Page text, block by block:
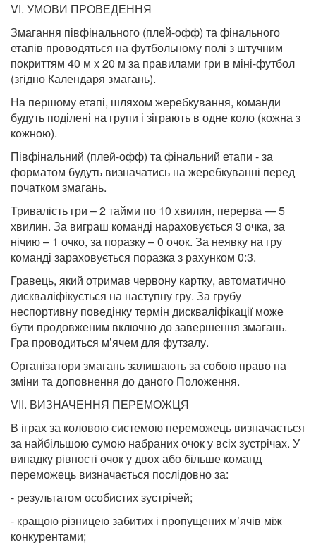
VІ. УМОВИ ПРОВЕДЕННЯ
Змагання півфінального (плей-офф) та фінального
етапів проводяться на футбольному полі з штучним
покриттям 40 м х 20 м за правилами гри в міні-футбол
(згідно Календаря змагань).
На першому етапі, шляхом жеребкування, команди
будуть поділені на групи і зіграють в одне коло (кожна з
кожною).
Півфінальний (плей-офф) та фінальний етапи - за
форматом будуть визначатись на жеребкуванні перед
початком змагань.
Тривалість гри – 2 тайми по 10 хвилин, перерва — 5
хвилин. За виграш команді нараховується 3 очка, за
нічию – 1 очко, за поразку – 0 очок. За неявку на гру
команді зараховується поразка з рахунком 0:3.
Гравець, який отримав червону картку, автоматично
дискваліфікується на наступну гру. За грубу
неспортивну поведінку термін дискваліфікації може
бути продовженим включно до завершення змагань.
Гра проводиться м’ячем для футзалу.
Організатори змагань залишають за собою право на
зміни та доповнення до даного Положення.
VІІ. ВИЗНАЧЕННЯ ПЕРЕМОЖЦЯ
В іграх за коловою системою переможець визначається
за найбільшою сумою набраних очок у всіх зустрічах. У
випадку рівності очок у двох або більше команд
переможець визначається послідовно за:
- результатом особистих зустрічей;
- кращою різницею забитих і пропущених м’ячів між
конкурентами;